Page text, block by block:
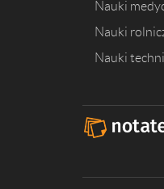
Nauki
Nauki
Nauki